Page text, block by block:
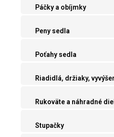
Páčky a obíjmky
Peny sedla
Poťahy sedla
Riadidlá, držiaky,
Rukoväte a náhradné
Stupačky